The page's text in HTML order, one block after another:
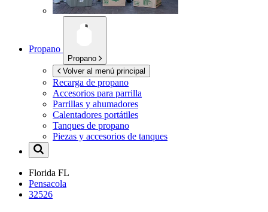
Propano
Propano
Volver al menú principal
Recarga de propano
Accesorios para parrilla
Parrillas y ahumadores
Calentadores portátiles
Tanques de propano
Piezas y accesorios de tanques
Florida FL
Pensacola
32526